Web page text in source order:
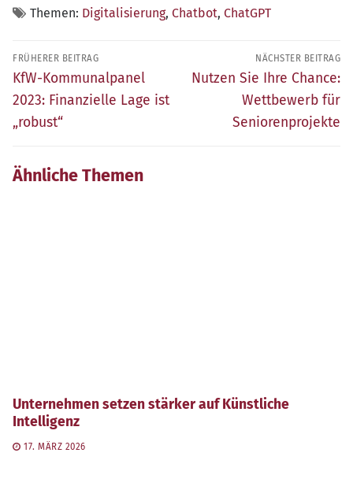
Themen: Digitalisierung, Chatbot, ChatGPT
Beitragsnavigation
FRÜHERER BEITRAG
Früherer
Beitrag:
KfW-Kommunalpanel
2023: Finanzielle Lage ist
„robust“
NÄCHSTER BEITRAG
Nächster
Nutzen Sie Ihre Chance:
Wettbewerb für
Seniorenprojekte
Ähnliche Themen
Unternehmen setzen stärker auf Künstliche
Intelligenz
17. MÄRZ 2026